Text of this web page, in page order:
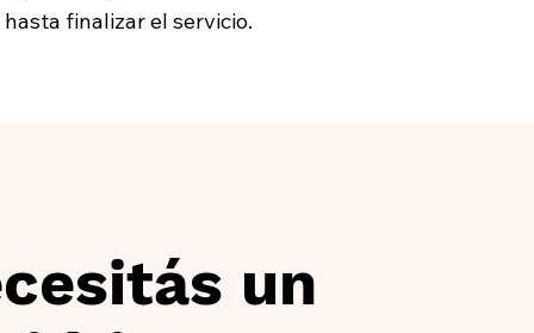
hasta finalizar el servicio.
un